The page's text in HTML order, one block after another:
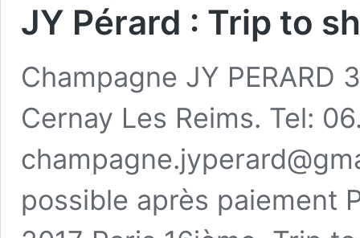
JY Pérard : Trip to
Champagne JY PERARD
Cernay Les Reims. Tel:
possible après paiement